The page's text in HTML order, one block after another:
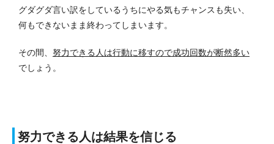
グダグダ言い訳をしているうちにやる気もチャンスも失い、
何もできないまま終わってしまいます。
その間、 努力できる人は行動に移すので成功回数が断然多い
でしょう。
努力できる人は結果を信じる